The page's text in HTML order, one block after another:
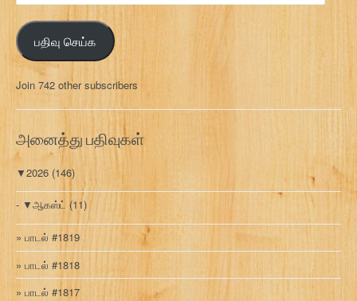
ஞ்
ச
ல்
க
வ
பதிவு செய்க
Join 742 other subscribers
அனைத்து பதிவுகள்
▼2026 (146)
▼ஆகஸ்ட் (11)
பாடல் #1819
பாடல் #1818
பாடல் #1817